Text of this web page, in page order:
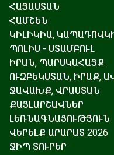
ՀԱՅԱՍՏԱՆ
ՀԱՄՇԵՆ
ԿԻԼԻԿԻԱ,
ՊՈԼԻՍ - ՍՏԱՄԲՈՒԼ
ԻՐԱՆ, ՊԱՐՍԿԱՀԱՅՔ
ՈՒԶԲԵԿՍՏԱՆ, ԻՐԱՔ,
ՋԱՎԱԽՔ, ՎՐԱՍՏԱՆ
ՔԱՅԼԱՐՇԱՎՆԵՐ
ԼԵՌՆԱԳՆԱՑՈՒԹՅՈՒՆ
ՎԵՐԵԼՔ ԱՐԱՐԱՏ 2026
ՋԻՊ ՏՈՒՐԵՐ